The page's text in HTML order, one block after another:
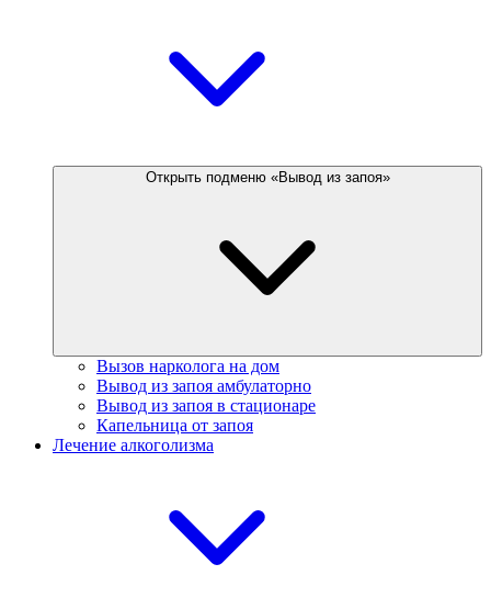
Открыть подменю «Вывод из запоя»
Вызов нарколога на дом
Вывод из запоя амбулаторно
Вывод из запоя в стационаре
Капельница от запоя
Лечение алкоголизма